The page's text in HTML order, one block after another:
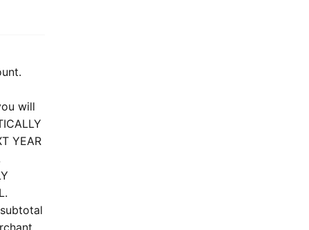
will
YEAR